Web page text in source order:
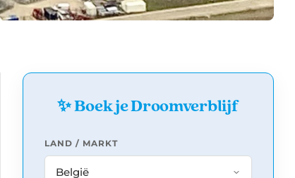
✨ Boek je Droomverblijf
LAND / MARKT